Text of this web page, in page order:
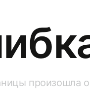
произошла